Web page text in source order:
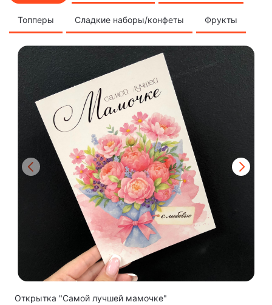
Топперы Сладкие наборы/конфеты Фрукты
Открытка "Самой лучшей мамочке"